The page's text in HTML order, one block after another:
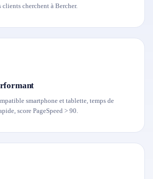
cherchent à Bercher.
smartphone et tablette, temps de
score PageSpeed > 90.